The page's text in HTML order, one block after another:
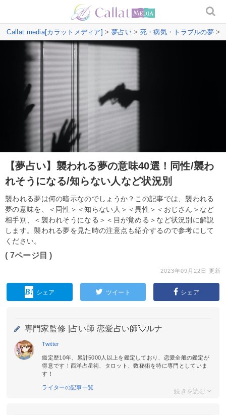
Callat media[カラットメディア] > 夢占い> 死・病気・トラブルの夢 >
【夢占い】襲われる夢の意味40選！同性/襲わ
れそうになる/知らない人など状況別
襲われる夢は何の暗示なのでしょうか？この記事では、襲われる
夢の意味を、＜同性＞＜知らない人＞＜異性＞＜おじさん＞など
相手別、＜襲われそうになる＞＜目が覚める＞など状況別に解説
します。襲われる夢を見た時の注意点も紹介するので参考にして
ください。
( 7ページ目 )
2023年09月22日 更新
シェア ツイート シェア
専門家監修 | 占い師 恋愛占い師💘ルナ
Twitter
鑑定歴10年、累計5000人以上を鑑定しており、恋愛全般の鑑定が
得意です！西洋占星術、タロット、数秘術を特に専門としていま
す！
ライターの記事一覧